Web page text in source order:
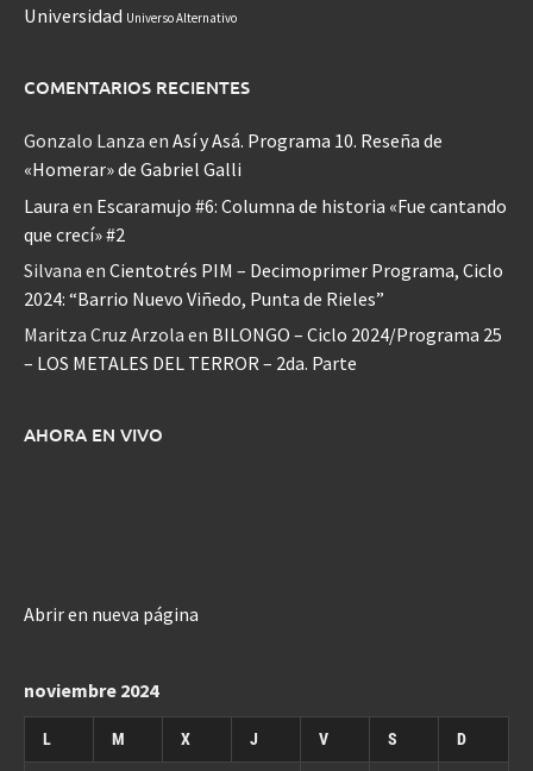
Universidad Universo Alternativo
COMENTARIOS RECIENTES
Gonzalo Lanza en Así y Asá. Programa 10. Reseña de
«Homerar» de Gabriel Galli
Laura en Escaramujo #6: Columna de historia «Fue cantando
que crecí» #2
Silvana en Cientotrés PIM – Decimoprimer Programa, Ciclo
2024: “Barrio Nuevo Viñedo, Punta de Rieles”
Maritza Cruz Arzola en BILONGO – Ciclo 2024/Programa 25
– LOS METALES DEL TERROR – 2da. Parte
AHORA EN VIVO
Abrir en nueva página
noviembre 2024
L M X J V S D